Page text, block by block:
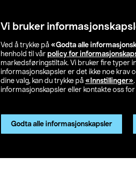
Vi bruker
Ved å trykke på «Godta alle
henhold til vår policy for
markedsføringstiltak. Vi bruker fire typer
informasjonskapsler er det ikke noe krav
dine valg, kan du trykke på «Innstillinger»
informasjonskapsler eller kontakte oss for
Godta alle informasjonskapsler
EE-avfall
Leveringsalternativ
© 2026 Clas